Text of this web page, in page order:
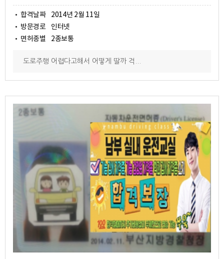
합격날짜 2014년 2월 11일
방문경로 인터넷
면허종별 2종보통
도로주행 어렵다고해서 어떻게 딸까 걱...